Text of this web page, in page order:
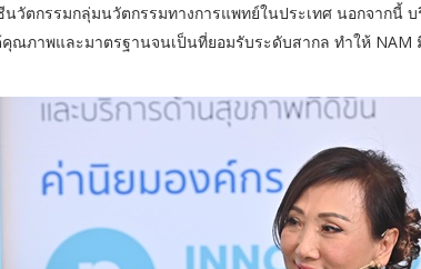
วัตกรรมกลุ่มนวัตกรรมทางการแพทย์ในประเทศ นอกจากนี้
คุณภาพและมาตรฐานจนเป็นที่ยอมรับระดับสากล ทำให้